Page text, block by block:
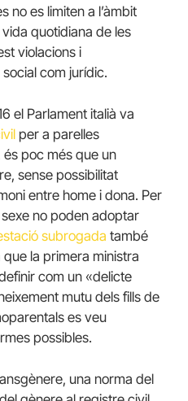
no es limiten a l’àmbit
quotidiana de les
violacions i
com jurídic.
el Parlament italià va
per a parelles
és poc més que un
sense possibilitat
entre home i dona. Per
no poden adoptar
subrogada també
la primera ministra
com un «delicte
mutu dels fills de
es veu
possibles.
una norma del